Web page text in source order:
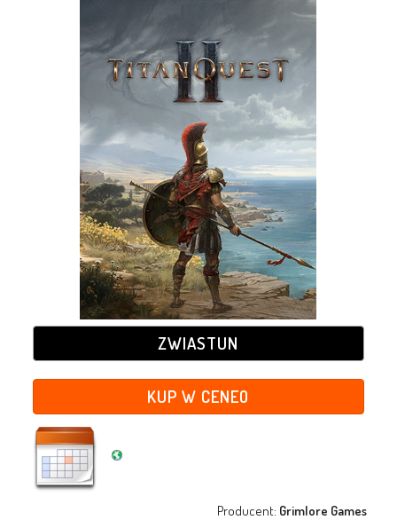
ZWIASTUN
KUP W CENEO
Producent: Grimlore Games